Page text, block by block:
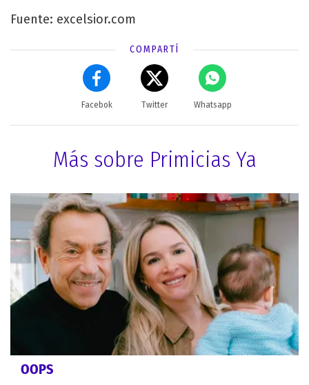
Fuente: excelsior.com
COMPARTÍ
Facebok Twitter Whatsapp
Más sobre Primicias Ya
OOPS